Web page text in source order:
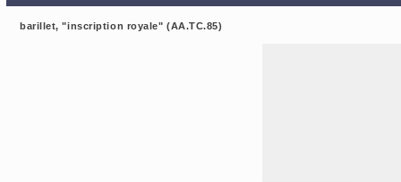
barillet, "inscription royale" (AA.TC.85)